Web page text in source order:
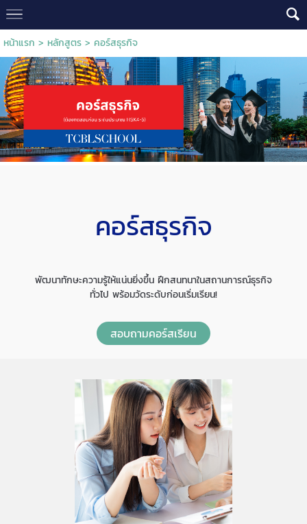
หน้าแรก > หลักสูตร> คอร์สธุรกิจ
คอร์สธุรกิจ
พัฒนาทักษะความรู้ให้แน่นยิ่งขึ้น ฝึกสนทนาในสถานการณ์ธุรกิจ
ทั่วไป พร้อมวัดระดับก่อนเริ่มเรียน!
สอบถามคอร์สเรียน